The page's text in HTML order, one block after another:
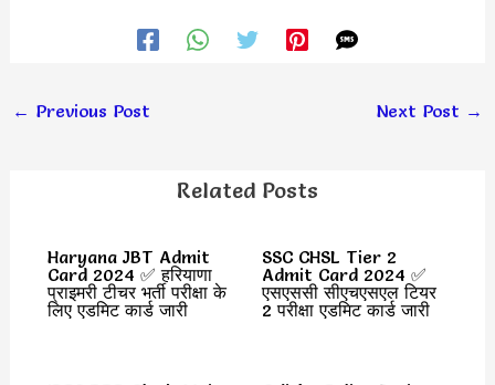
← Previous Post Next Post →
Related Posts
Haryana JBT Admit
Card 2024 ✅ हरियाणा
प्राइमरी टीचर भर्ती परीक्षा के
लिए एडमिट कार्ड जारी
SSC CHSL Tier 2
Admit Card 2024 ✅
एसएससी सीएचएसएल टियर
2 परीक्षा एडमिट कार्ड जारी